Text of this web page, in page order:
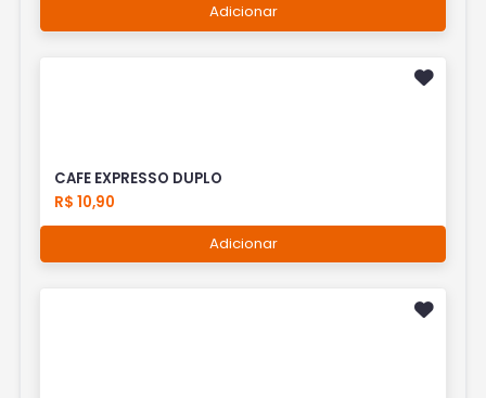
Adicionar
CAFE EXPRESSO DUPLO
R$ 10,90
Adicionar